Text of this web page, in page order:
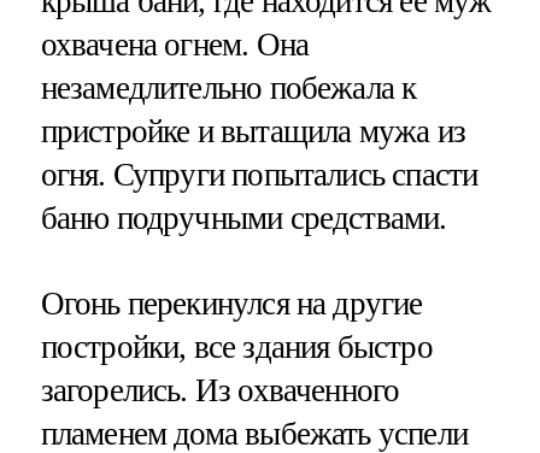
охвачена огнем. Она
незамедлительно побежала к
пристройке и вытащила мужа из
огня. Супруги попытались спасти
баню подручными средствами.
Огонь перекинулся на другие
постройки, все здания быстро
загорелись. Из охваченного
пламенем дома выбежать успели